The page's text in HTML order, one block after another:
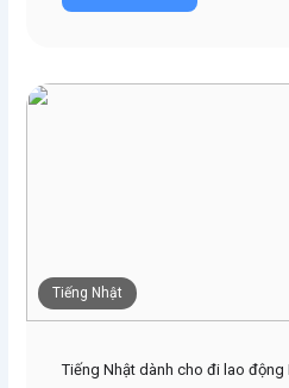
Tiếng Nhật
Tiếng Nhật dành cho đi lao động